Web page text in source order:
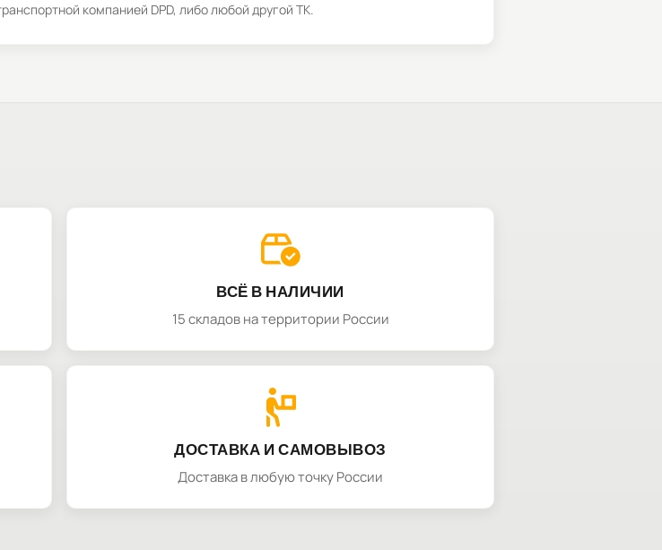
компанией DPD, либо любой другой ТК.
ВСЁ В НАЛИЧИИ
15 складов на территории России
ДОСТАВКА И САМОВЫВОЗ
Доставка в любую точку России